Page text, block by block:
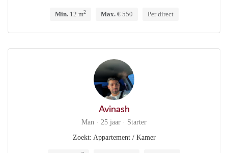
Min.12 m2 Max.€ 550 Per direct
Avinash
Man · 25 jaar · Starter
Zoekt: Appartement / Kamer